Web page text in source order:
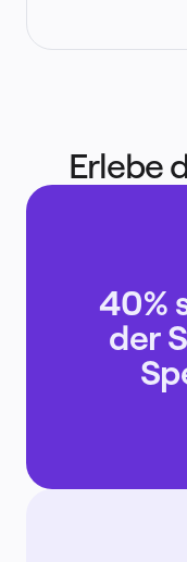
Erlebe
40%
der